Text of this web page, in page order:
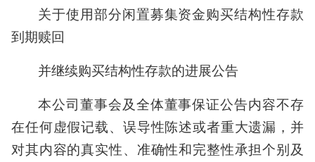
关于使用部分闲置募集资金购买结构性存款
到期赎回
并继续购买结构性存款的进展公告
本公司董事会及全体董事保证公告内容不存
在任何虚假记载、误导性陈述或者重大遗漏，并
对其内容的真实性、准确性和完整性承担个别及